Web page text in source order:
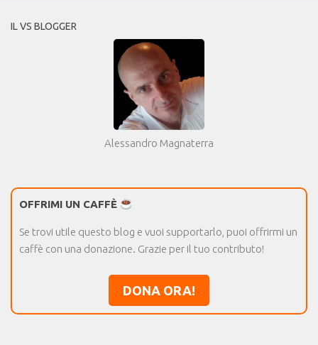
IL VS BLOGGER
Alessandro Magnaterra
OFFRIMI UN CAFFÈ
Se trovi utile questo blog e vuoi supportarlo, puoi offrirmi un
caffè con una donazione. Grazie per il tuo contributo!
DONA ORA!